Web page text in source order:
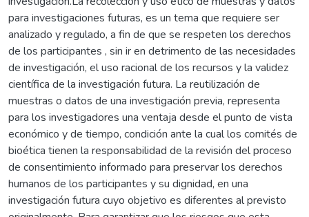
para investigaciones futuras, es un tema que requiere ser
analizado y regulado, a fin de que se respeten los derechos
de los participantes , sin ir en detrimento de las necesidades
de investigación, el uso racional de los recursos y la validez
científica de la investigación futura. La reutilización de
muestras o datos de una investigación previa, representa
para los investigadores una ventaja desde el punto de vista
económico y de tiempo, condición ante la cual los comités de
bioética tienen la responsabilidad de la revisión del proceso
de consentimiento informado para preservar los derechos
humanos de los participantes y su dignidad, en una
investigación futura cuyo objetivo es diferentes al previsto